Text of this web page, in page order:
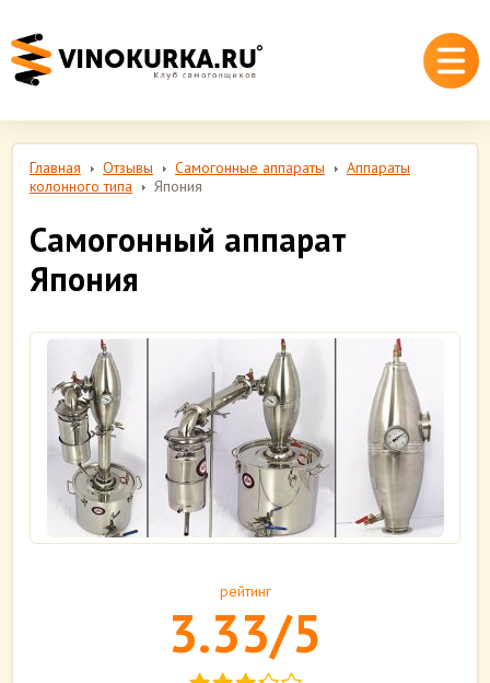
Главная Отзывы Самогонные аппараты
Аппараты
колонного типа
Япония
Самогонный аппарат
Япония
рейтинг
3.33/5